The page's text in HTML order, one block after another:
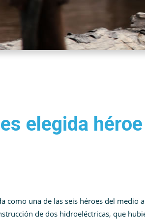
elegida
como una de las seis héroes del medio
de dos hidroeléctricas, que